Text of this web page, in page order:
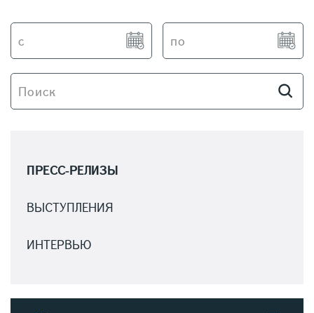
ПРЕСС-РЕЛИЗЫ
ВЫСТУПЛЕНИЯ
ИНТЕРВЬЮ